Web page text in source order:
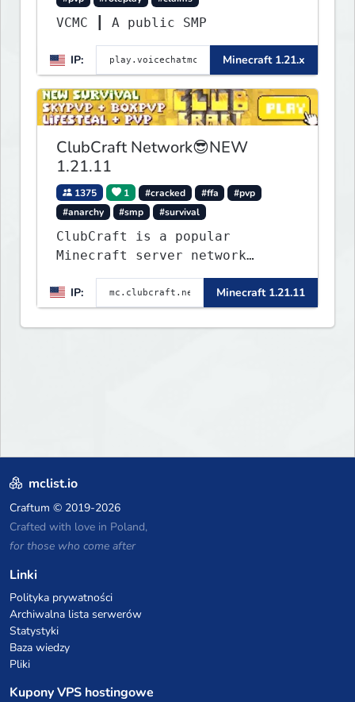
VCMC ┃ A public SMP
IP: Minecraft 1.21.x
ClubCraft Network😎NEW
1.21.11
1375 1 #cracked #ffa
#pvp
#anarchy
#smp #survival
ClubCraft is a popular
Minecraft server network
modes, including Survival,
Lifesteal, FFA BoxPVP,
SkyBlock, KitPVP and many
IP: Minecraft 1.21.11
mclist.io
Craftum © 2019-2026
Crafted with love in Poland,
for those who come after
Linki
Polityka prywatności
Archiwalna lista serwerów
Statystyki
Baza wiedzy
Pliki
Kupony VPS hostingowe